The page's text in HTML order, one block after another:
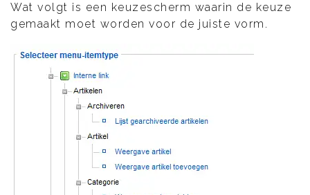
Wat volgt is een keuzescherm waarin de keuze
gemaakt moet worden voor de juiste vorm.